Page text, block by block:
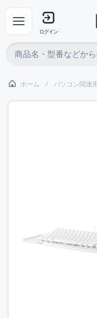
ログイン
ホーム パソコン関連